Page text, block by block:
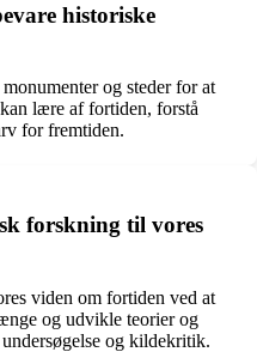
historiske
og steder for at
lære af fortiden, forstå
for fremtiden.
forskning til vores
viden om fortiden ved at
og udvikle teorier og
og kildekritik.